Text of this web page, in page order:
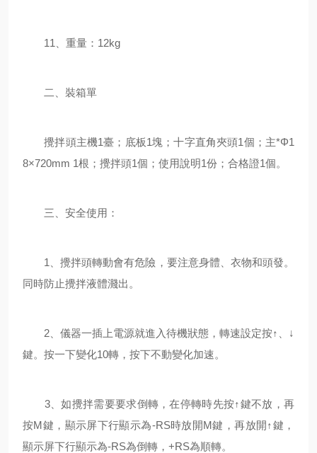
11、重量：12kg
二、裝箱單
攪拌頭主機1臺；底板1塊；十字直角夾頭1個；主*Φ1
8×720mm 1根；攪拌頭1個；使用說明1份；合格證1個。
三、安全使用：
1、攪拌頭轉動會有危險，要注意身體、衣物和頭發。
同時防止攪拌液體濺出。
2、儀器一插上電源就進入待機狀態，轉速設定按↑、↓
鍵。按一下變化10轉，按下不動變化加速。
3、如攪拌需要要求倒轉，在停轉時先按↑鍵不放，再
按M鍵，顯示屏下行顯示為-RS時放開M鍵，再放開↑鍵，
顯示屏下行顯示為-RS為倒轉，+RS為順轉。